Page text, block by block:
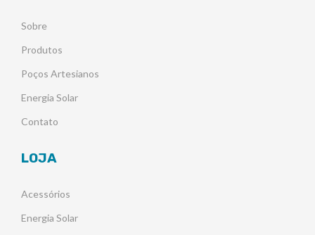
Sobre
Produtos
Poços Artesianos
Energia Solar
Contato
LOJA
Acessórios
Energia Solar